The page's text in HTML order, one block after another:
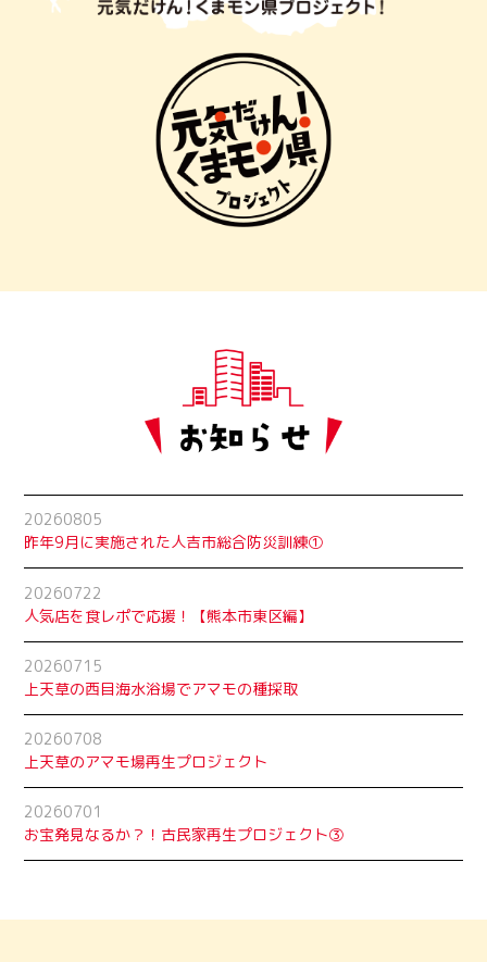
20260805
昨年9月に実施された人吉市総合防災訓練①
20260722
人気店を食レポで応援！【熊本市東区編】
20260715
上天草の西目海水浴場でアマモの種採取
20260708
上天草のアマモ場再生プロジェクト
20260701
お宝発見なるか？！古民家再生プロジェクト➂